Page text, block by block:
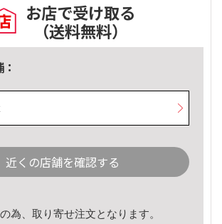
お店で受け取る
（送料無料）
近くの店舗を確認する
為、取り寄せ注文となります。